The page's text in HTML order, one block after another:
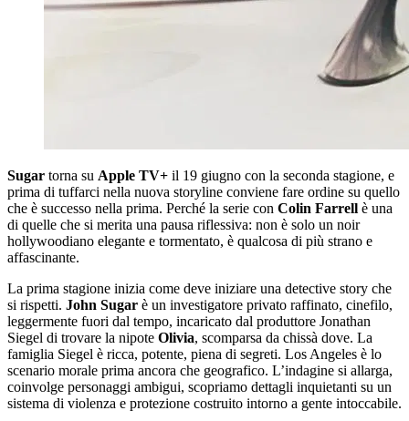
Sugar torna su Apple TV+ il 19 giugno con la seconda stagione, e
prima di tuffarci nella nuova storyline conviene fare ordine su quello
che è successo nella prima. Perché la serie con Colin Farrell è una
di quelle che si merita una pausa riflessiva: non è solo un noir
hollywoodiano elegante e tormentato, è qualcosa di più strano e
affascinante.
La prima stagione inizia come deve iniziare una detective story che
si rispetti. John Sugar è un investigatore privato raffinato, cinefilo,
leggermente fuori dal tempo, incaricato dal produttore Jonathan
Siegel di trovare la nipote Olivia, scomparsa da chissà dove. La
famiglia Siegel è ricca, potente, piena di segreti. Los Angeles è lo
scenario morale prima ancora che geografico. L’indagine si allarga,
coinvolge personaggi ambigui, scopriamo dettagli inquietanti su un
sistema di violenza e protezione costruito intorno a gente intoccabile.